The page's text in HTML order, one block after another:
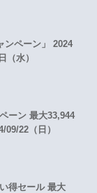
ンペーン」 2024
（水）
ーン 最大33,944
09/22（日）
得セール 最大